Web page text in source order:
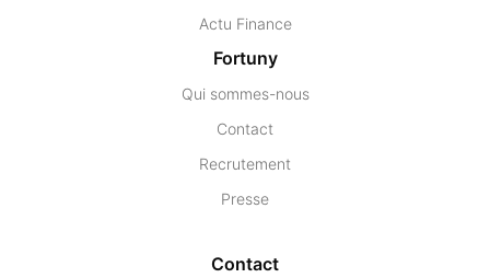
Actu Finance
Fortuny
Qui sommes-nous
Contact
Recrutement
Presse
Contact